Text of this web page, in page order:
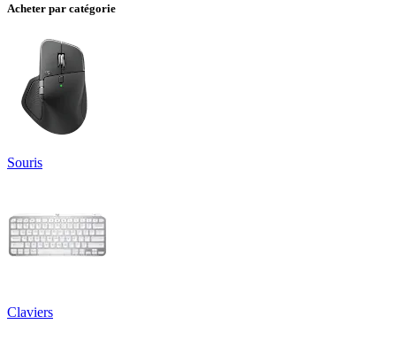
Acheter par catégorie
Souris
Claviers